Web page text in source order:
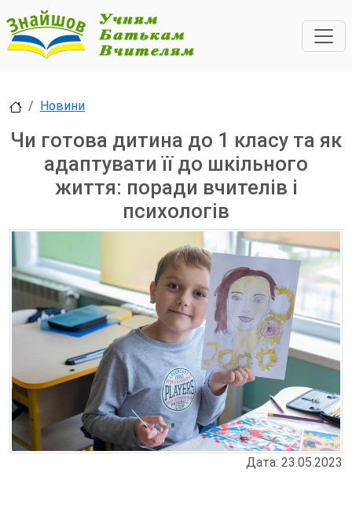
Новини
Чи готова дитина до 1 класу та як
адаптувати її до шкільного
життя: поради вчителів і
психологів
Дата: 23.05.2023